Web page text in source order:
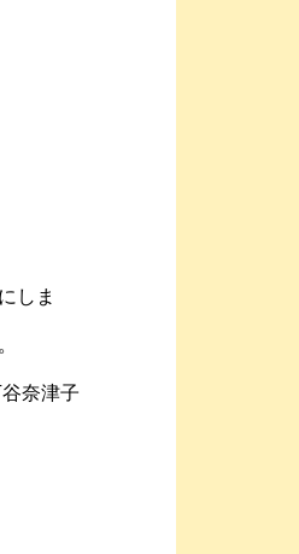
しま
奈津子